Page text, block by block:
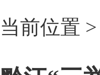
当前位置 >